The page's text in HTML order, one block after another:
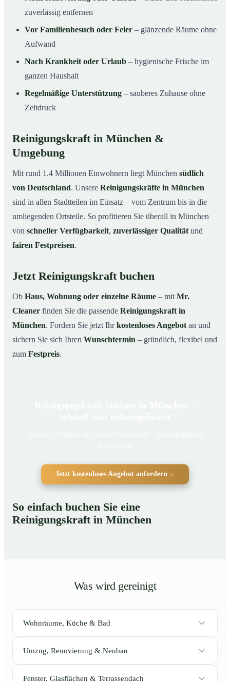
zuverlässig entfernen
Vor Familienbesuch oder Feier – glänzende Räume ohne
Aufwand
Nach Krankheit oder Urlaub – hygienische Frische im
ganzen Haushalt
Regelmäßige Unterstützung – sauberes Zuhause ohne
Zeitdruck
Reinigungskraft in München &
Umgebung
Mit rund 1.4 Millionen Einwohnern liegt München südlich
von Deutschland. Unsere Reinigungskräfte in München
sind in allen Stadtteilen im Einsatz – vom Zentrum bis in die
umliegenden Ortsteile. So profitieren Sie überall in München
von schneller Verfügbarkeit, zuverlässiger Qualität und
fairen Festpreisen.
Jetzt Reinigungskraft buchen
Ob Haus, Wohnung oder einzelne Räume – mit Mr.
Cleaner finden Sie die passende Reinigungskraft in
München. Fordern Sie jetzt Ihrkostenloses Angebot an und
sichern Sie sich Ihren Wunschtermin – gründlich, flexibel und
zum Festpreis.
Jetzt kostenloses Angebot anfordern→
So einfach buchen Sie eine
Reinigungskraft in München
Was wird gereinigt
Wohnräume, Küche & Bad
Umzug, Renovierung & Neubau
Fenster, Glasflächen & Terrassendach